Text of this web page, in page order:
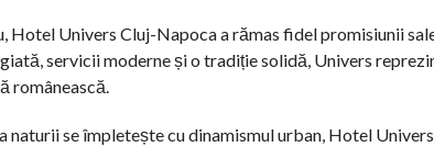
Hotel Univers Cluj-Napoca a rămas fidel promisiunii
servicii moderne și o tradiție solidă, Univers
românească.
naturii se împletește cu dinamismul urban, Hotel